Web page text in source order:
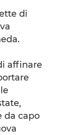
di
affinare
da capo